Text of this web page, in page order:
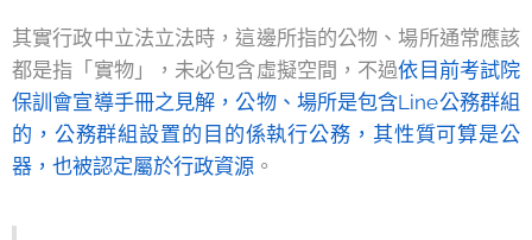
其實行政中立法立法時，這邊所指的公物、場所通常應該
都是指「實物」，未必包含虛擬空間，不過依目前考試院
保訓會宣導手冊之見解，公物、場所是包含Line公務群組
的，公務群組設置的目的係執行公務，其性質可算是公
器，也被認定屬於行政資源 。